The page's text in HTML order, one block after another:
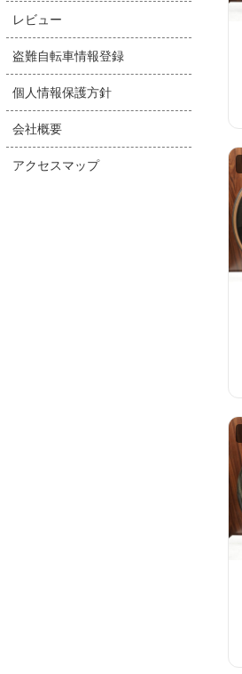
レビュー
盗難自転車情報登録
個人情報保護方針
会社概要
アクセスマップ